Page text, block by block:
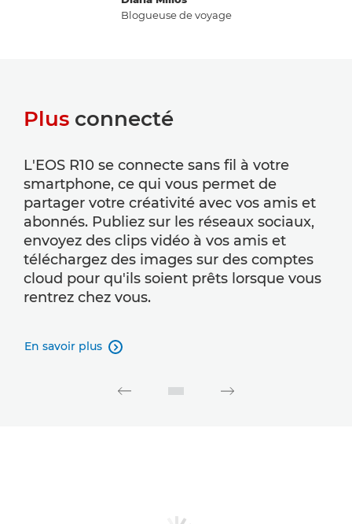
Blogueuse de voyage
Plus connecté
L'EOS R10 se connecte sans fil à votre
smartphone, ce qui vous permet de
partager votre créativité avec vos amis et
abonnés. Publiez sur les réseaux sociaux,
envoyez des clips vidéo à vos amis et
téléchargez des images sur des comptes
cloud pour qu'ils soient prêts lorsque vous
rentrez chez vous.
En savoir plus 